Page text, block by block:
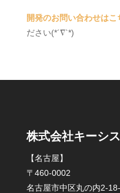
開発のお問い合わせはこ
ださい(*´∇`*)
株式会社キーシ
【名古屋】
〒460-0002
名古屋市中区丸の内2-